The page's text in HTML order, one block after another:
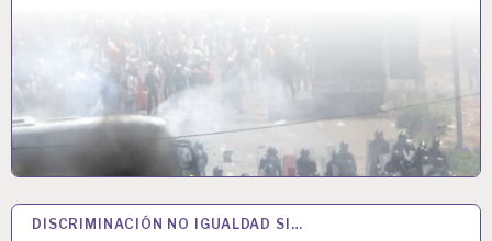
DISCRIMINACIÓN NO IGUALDAD SI…
30 JUN 2023